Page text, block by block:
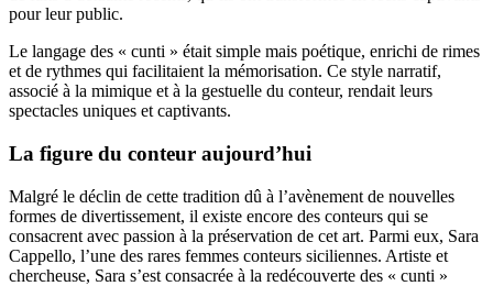
pour leur public.
Le langage des « cunti » était simple mais poétique, enrichi de rimes
et de rythmes qui facilitaient la mémorisation. Ce style narratif,
associé à la mimique et à la gestuelle du conteur, rendait leurs
spectacles uniques et captivants.
La figure du conteur aujourd’hui
Malgré le déclin de cette tradition dû à l’avènement de nouvelles
formes de divertissement, il existe encore des conteurs qui se
consacrent avec passion à la préservation de cet art. Parmi eux, Sara
Cappello, l’une des rares femmes conteurs siciliennes. Artiste et
chercheuse, Sara s’est consacrée à la redécouverte des « cunti »